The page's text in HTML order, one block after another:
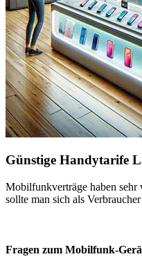
Günstige Handytarife
Mobilfunkverträge haben sehr
sollte man sich als
Fragen zum Mobilfunk-